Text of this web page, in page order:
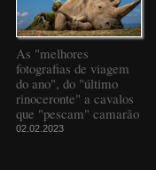
As "melhores
fotografias de viagem
do ano", do "último
rinoceronte" a cavalos
que "pescam" camarão
02.02.2023